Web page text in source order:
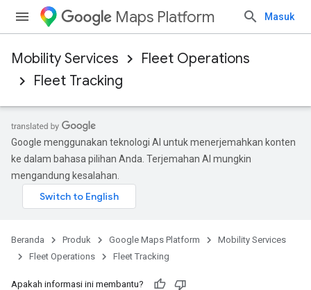
Maps Platform Masuk
Mobility Services
Fleet Operations
Fleet Tracking
Google menggunakan teknologi AI untuk menerjemahkan konten
ke dalam bahasa pilihan Anda. Terjemahan AI mungkin
mengandung kesalahan.
Beranda Produk Google Maps Platform
Mobility Services
Fleet Operations
Fleet Tracking
Apakah informasi ini membantu?